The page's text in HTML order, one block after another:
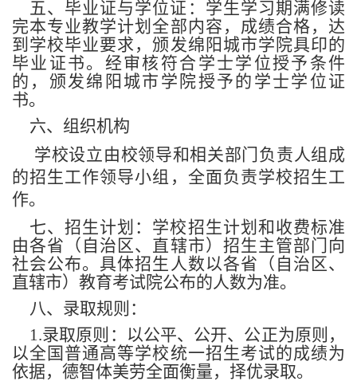
五、毕业证与学位证：学生学习期满修读
完本专业教学计划全部内容，成绩合格，达
到学校毕业要求，颁发绵阳城市学院具印的
毕业证书。经审核符合学士学位授予条件
的，颁发绵阳城市学院授予的学士学位证
书。
六、组织机构
学校设立由校领导和相关部门负责人组成
的招生工作领导小组，全面负责学校招生工
作。
七、招生计划：学校招生计划和收费标准
由各省（自治区、直辖市）招生主管部门向
社会公布。具体招生人数以各省（自治区、
直辖市）教育考试院公布的人数为准。
八、录取规则：
1.录取原则：以公平、公开、公正为原则，
以全国普通高等学校统一招生考试的成绩为
依据，德智体美劳全面衡量，择优录取。